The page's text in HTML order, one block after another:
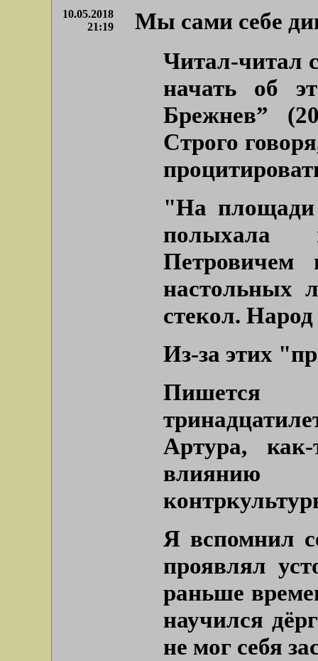
10.05.2018
21:19
Мы сами себе
Читал-читал
начать об
Брежнев”
Строго
"На
полыхала
Петровичем
настольных
стекол.
Из-за этих
Артура,
влиянию
Я вспомнил
проявлял
раньше
научился
не мог себя